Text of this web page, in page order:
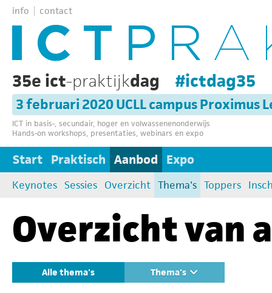
info contact
35e ict-praktijkdag #ictdag35
3 februari 2020 UCLL campus Proximus
ICT in basis-, secundair, hoger en volwassenenonderwijs
Hands-on workshops, presentaties, webinars en expo
Start Praktisch Aanbod Expo
Keynotes Sessies Overzicht Thema's Toppers
Overzicht van
Alle thema's Thema's